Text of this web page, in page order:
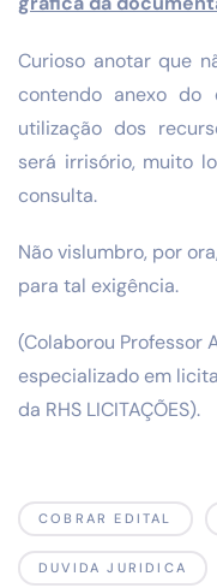
Curioso anotar que
contendo anexo
utilização dos
será irrisório, muito
consulta.
Não vislumbro, por
para tal exigência.
(Colaborou Professor
especializado em
da RHS LICITAÇÕES).
COBRAR EDITAL
DUVIDA JURIDICA